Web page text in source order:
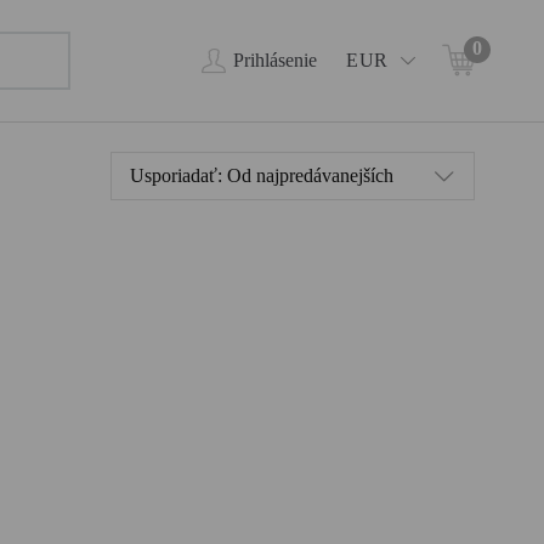
Prihlásenie EUR
0
Usporiadať: Od najpredávanejších